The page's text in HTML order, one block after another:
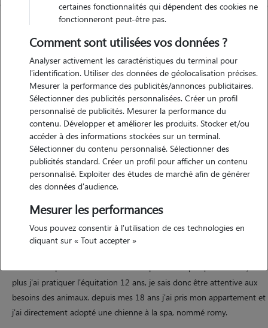
Motivation
je souhaite garder des animaux parce que j'aime passer du temps
avec eux, m'occuper d'eux et leur apporter de la compagnie quand
leurs propriétaires sont absents. c'est un plaisir de les voir heureux et
de savoir que je contribue à leur bien-être.
Expérience
plus j'ai pratiquer l'équitation 12 ans, je sais donc être attentive aux
besoins des animaux. depuis mes 18 ans j'ai pris mon appartement et
j'ai directement adopté une chienne à la spa, nommé romy.
certaines fonctionnalités qui dépendent des cookies ne
fonctionneront peut-être pas.
Comment sont utilisées vos données ?
Analyser activement les caractéristiques du terminal pour
l'identification. Utiliser des données de géolocalisation précises.
Mesurer la performance des publicités/annonces publicitaires.
Sélectionner des publicités personnalisées. Créer un profil
personnalisé de publicités. Mesurer la performance du
contenu. Développer et améliorer les produits. Stocker et/ou
accéder à des informations stockées sur un terminal.
Sélectionner du contenu personnalisé. Sélectionner des
publicités standard. Créer un profil pour afficher un contenu
personnalisé. Exploiter des études de marché afin de générer
des données d'audience.
Mesurer les performances
Vous pouvez consentir à l'utilisation de ces technologies en
cliquant sur « Tout accepter »